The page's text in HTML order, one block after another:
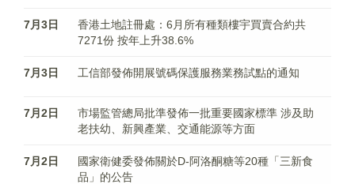
7月3日
香港土地註冊處：6月所有種類樓宇買賣合約共
7271份 按年上升38.6%
7月3日 工信部發佈開展號碼保護服務業務試點的通知
7月2日
市場監管總局批準發佈一批重要國家標準 涉及助
老扶幼、新興產業、交通能源等方面
7月2日
國家衛健委發佈關於D-阿洛酮糖等20種「三新食
品」的公告